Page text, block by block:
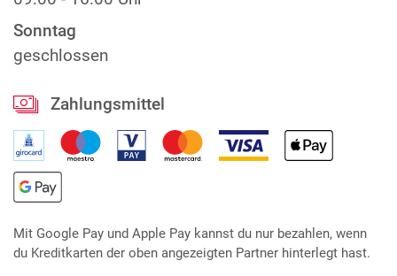
Sonntag
geschlossen
Zahlungsmittel
Mit Google Pay und Apple Pay kannst du nur bezahlen, wenn
du Kreditkarten der oben angezeigten Partner hinterlegt hast.